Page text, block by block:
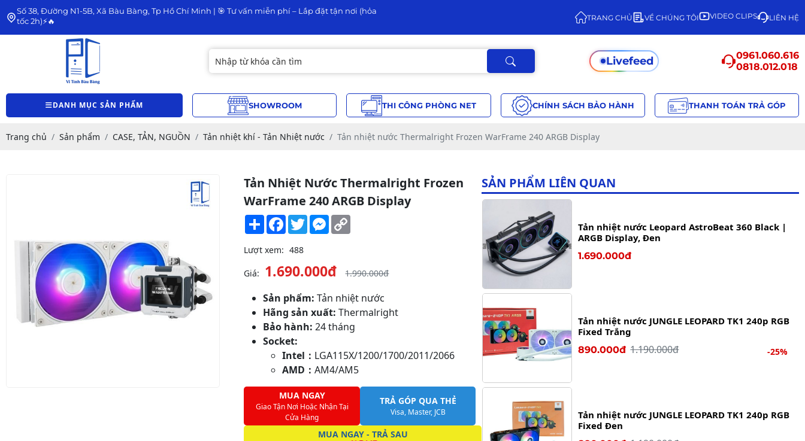
Số 38, Đường N1-5B, Xã Bàu Bàng, Tp Hồ Chí Minh | 🎯 Tư vấn miễn phí – Lắp đặt tận nơi (hỏa
tốc 2h)⚡🔥
TRANG CHỦ VỀ CHÚNG TÔI VIDEO CLIPS LIÊN HỆ
Livefeed
0961.060.616
0818.012.018
DANH MỤC SẢN PHẨM SHOWROOM THI CÔNG PHÒNG NET CHÍNH SÁCH BẢO HÀNH THANH TOÁN TRẢ GÓP
Trang chủ Sản phẩm CASE, TẢN, NGUỒN Tản nhiệt khí - Tản Nhiệt nước Tản nhiệt nước Thermalright Frozen WarFrame 240 ARGB Display
Tản Nhiệt Nước Thermalright Frozen
WarFrame 240 ARGB Display
Share Facebook
TwitterMessenger
Lượt xem: 488
Giá: 1.690.000đ 1.990.000đ
Sản phẩm: Tản nhiệt nước
Hãng sản xuất: Thermalright
Bảo hành: 24 tháng
Socket:
Intel： LGA115X/1200/1700/2011/2066
AMD：AM4/AM5
MUA NGAY
Giao Tận Nơi Hoặc Nhận Tại
Cửa Hàng
TRẢ GÓP QUA THẺ
Visa, Master, JCB
MUA NGAY - TRẢ SAU
SẢN PHẨM LIÊN QUAN
Tản nhiệt nước Leopard AstroBeat 360 Black |
ARGB Display, Đen
1.690.000đ
Tản nhiệt nước JUNGLE LEOPARD TK1 240p RGB
Fixed Trắng
890.000đ 1.190.000đ -25%
Tản nhiệt nước JUNGLE LEOPARD TK1 240p RGB
Fixed Đen